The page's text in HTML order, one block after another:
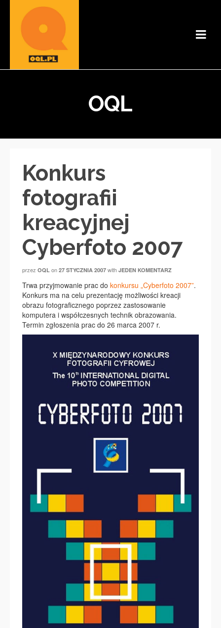
OQL
Konkurs
fotografii
kreacyjnej
Cyberfoto 2007
przez OQL on 27 STYCZNIA 2007 with JEDEN KOMENTARZ
Trwa przyjmowanie prac do konkursu „Cyberfoto 2007”.
Konkurs ma na celu prezentację możliwości kreacji
obrazu fotograficznego poprzez zastosowanie
komputera i współczesnych technik obrazowania.
Termin zgłoszenia prac do 26 marca 2007 r.